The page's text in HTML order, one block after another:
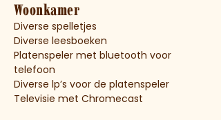
Woonkamer
Diverse spelletjes
Diverse leesboeken
Platenspeler met bluetooth voor
telefoon
Diverse lp’s voor de platenspeler
Televisie met Chromecast